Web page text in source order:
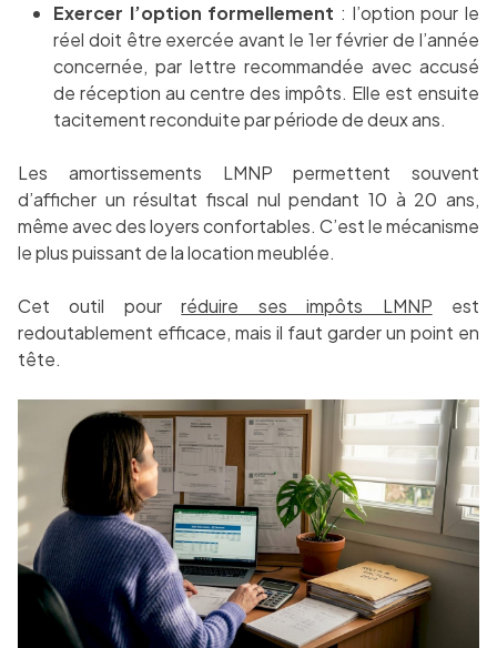
Exercer l’option formellement : l’option pour le
réel doit être exercée avant le 1er février de l’année
concernée, par lettre recommandée avec accusé
de réception au centre des impôts. Elle est ensuite
tacitement reconduite par période de deux ans.
Les amortissements LMNP permettent souvent
d’afficher un résultat fiscal nul pendant 10 à 20 ans,
même avec des loyers confortables. C’est le mécanisme
le plus puissant de la location meublée.
Cet outil pourréduire ses impôts LMNP est
redoutablement efficace, mais il faut garder un point en
tête.